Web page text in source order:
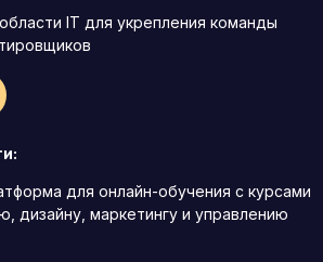
IT для укрепления команды
для онлайн-обучения с курсами
дизайну, маркетингу и управлению